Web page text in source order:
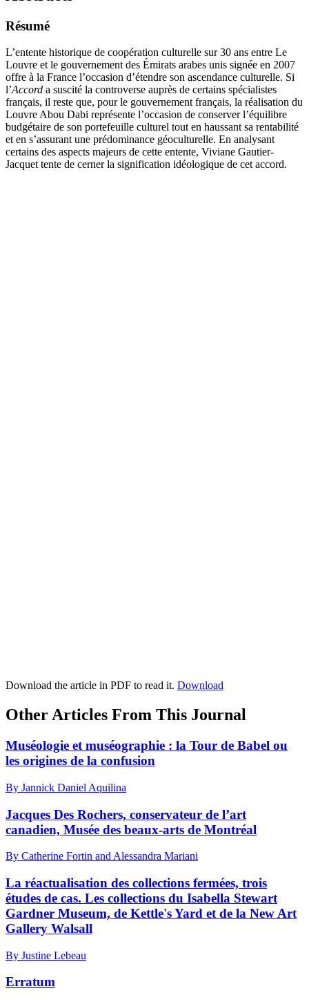
Résumé
L’entente historique de coopération culturelle sur 30 ans entre Le
Louvre et le gouvernement des Émirats arabes unis signée en 2007
offre à la France l’occasion d’étendre son ascendance culturelle. Si
l’Accord a suscité la controverse auprès de certains spécialistes
français, il reste que, pour le gouvernement français, la réalisation du
Louvre Abou Dabi représente l’occasion de conserver l’équilibre
budgétaire de son portefeuille culturel tout en haussant sa rentabilité
et en s’assurant une prédominance géoculturelle. En analysant
certains des aspects majeurs de cette entente, Viviane Gautier-
Jacquet tente de cerner la signification idéologique de cet accord.
Download the article in PDF to read it. Download
Other Articles From This Journal
Muséologie et muséographie : la Tour de Babel ou
les origines de la confusion
By Jannick Daniel Aquilina
Jacques Des Rochers, conservateur de l’art
canadien, Musée des beaux-arts de Montréal
By Catherine Fortin and Alessandra Mariani
La réactualisation des collections fermées, trois
études de cas. Les collections du Isabella Stewart
Gardner Museum, de Kettle's Yard et de la New Art
Gallery Walsall
By Justine Lebeau
Erratum